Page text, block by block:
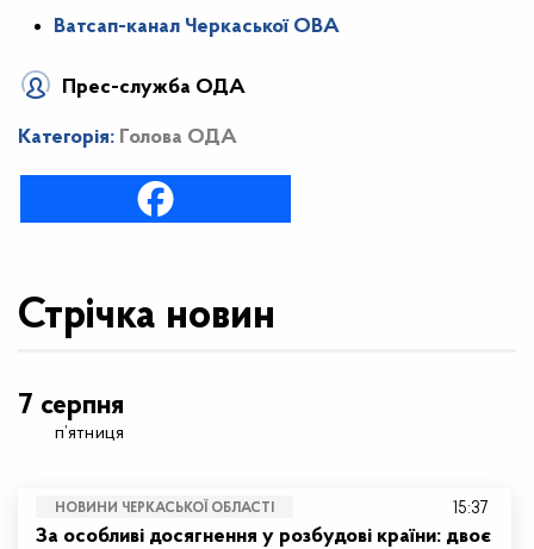
Ватсап-канал Черкаської ОВА
Прес-служба ОДА
Категорія: Голова ОДА
Стрічка новин
7 серпня
п’ятниця
НОВИНИ ЧЕРКАСЬКОЇ ОБЛАСТІ
За особливі досягнення у розбудові країни: двоє
15:37